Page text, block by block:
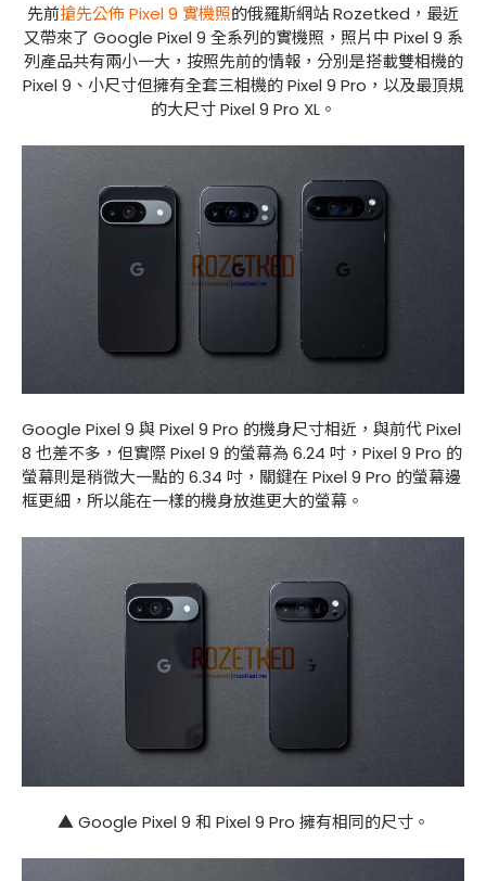
先前搶先公佈 Pixel 9 實機照的俄羅斯網站 Rozetked，最近
又帶來了 Google Pixel 9 全系列的實機照，照片中 Pixel 9 系
列產品共有兩小一大，按照先前的情報，分別是搭載雙相機的
Pixel 9、小尺寸但擁有全套三相機的 Pixel 9 Pro，以及最頂規
的大尺寸 Pixel 9 Pro XL。
Google Pixel 9 與 Pixel 9 Pro 的機身尺寸相近，與前代 Pixel
8 也差不多，但實際 Pixel 9 的螢幕為 6.24 吋，Pixel 9 Pro 的
螢幕則是稍微大一點的 6.34 吋，關鍵在 Pixel 9 Pro 的螢幕邊
框更細，所以能在一樣的機身放進更大的螢幕。
▲ Google Pixel 9 和 Pixel 9 Pro 擁有相同的尺寸。